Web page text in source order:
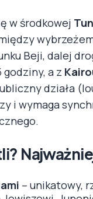
w środkowej
Beji, dalej
godziny, a z
działa
i wymaga
– unikatowy,